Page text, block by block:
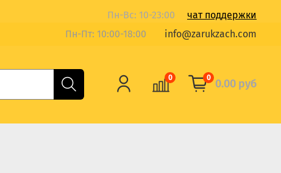
Пн-Вс: 10-23:00
чат поддержки
Пн-Пт: 10:00-18:00 info@zarukzach.com
0 0 0.00 руб